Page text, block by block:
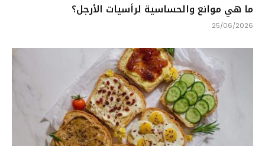
ما هي موانع والحساسية لرأسيات الأرجل؟
25/06/2026